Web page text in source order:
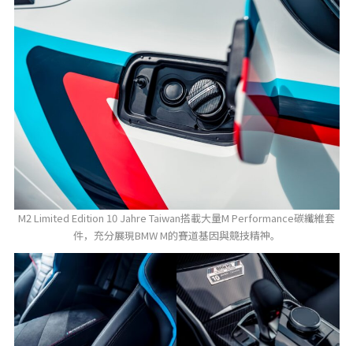
M2 Limited Edition 10 Jahre Taiwan搭載大量M Performance碳纖維套
件，充分展現BMW M的賽道基因與競技精神。